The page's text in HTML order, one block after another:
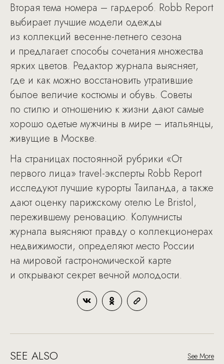
Вторая тема номера – гардероб. Robb Report
выбирает лучшие модели одежды
из коллекций весенне-летнего сезона
и предлагает способы сочетания множества
ярких цветов. Редактор журнала выясняет,
где и как можно восстановить утратившие
былое величие костюмы и обувь. Советы
по стилю и отношению к жизни дают самые
хорошо одетые мужчины в мире – итальянцы,
живущие в Москве.
На страницах постоянной рубрики «От
первого лица» travel-эксперты Robb Report
исследуют лучшие курорты Таиланда, а также
дают оценку парижскому отелю Le Bristol,
пережившему реновацию. Колумнисты
журнала выясняют правду о коллекционерах
недвижимости, определяют место России
на мировой гастрономической карте
и открывают секрет вечной молодости.
SEE ALSO See More